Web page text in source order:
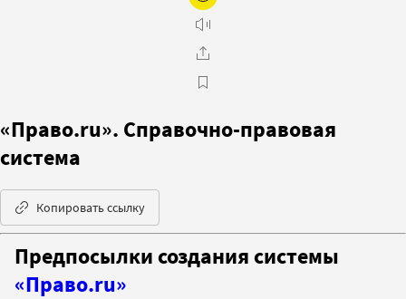
«Право.ru». Справочно-правовая
система
Копировать ссылку
Предпосылки создания системы
«Право.ru»